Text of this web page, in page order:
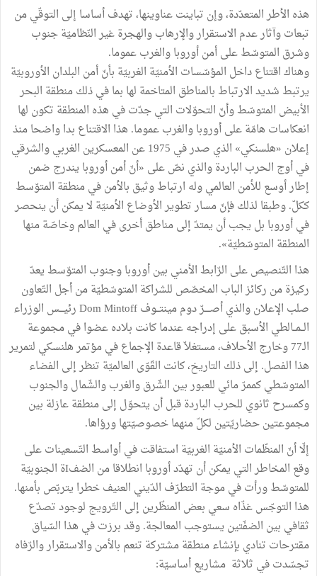
هذه الأطر المتعدّدة، وإن تباينت عناوينها، تهدف أساسا إلى التوقّي من
تبعات وآثار عدم الاستقرار والإرهاب والهجرة غير النّظاميّة جنوب
وشرق المتوسّط على أمن أوروبا والغرب عموما.
وهناك اقتناع داخل المؤسّسات الأمنيّة الغربيّة بأنّ أمن البلدان الأوروبيّة
يرتبط شديد الارتباط بالمناطق المتاخمة لها بما في ذلك منطقة البحر
الأبيض المتوسّط وأنّ التحوّلات التي جدّت في هذه المنطقة تكون لها
انعكاسات هامّة على أوروبا والغرب عموما. هذا الاقتناع بدا واضحا منذ
إعلان «هلسنكي» الذي صدر في 1975 عن المعسكرين الغربي والشرقي
في أوج الحرب الباردة والذي نصّ على «أنّ أمن أوروبا يندرج ضمن
إطار أوسع للأمن العالمي وله ارتباط وثيق بالأمن في منطقة المتوّسط
ككلّ. وطبقا لذلك فإنّ مسار تطوير الأوضاع الأمنيّة لا يمكن أن ينحصر
في أوروبا بل يجب أن يمتدّ إلى مناطق أخرى في العالم وخاصّة منها
المنطقة المتوسّطيّة».
هذا التّنصيص على الرّابط الأمني بين أوروبا وجنوب المتوّسط يعدّ
ركيزة من ركائز الباب المخصّص للشراكة المتوسّطيّة من أجل التّعاون
صلب الإعلان والذي أصــــرّ دوم مينتــوف Dom Mintoff رئيـــس الوزراء
الــمــالطي الأسبق على إدراجه عندما كانت بلاده عضوا في مجموعة
الـ77 وخارج الأحلاف، مستغلاّ قاعدة الإجماع في مؤتمر هلنسكي لتمرير
هذا الفصل. إلى ذلك التاريخ، كانت القّوّى العالميّة تنظر إلى الفضاء
المتوسّطي كممرّ مائي للعبور بين الشّرق والغرب والشّمال والجنوب
وكمسرح ثانوي للحرب الباردة قبل أن يتحوّل إلى منطقة عازلة بين
مجموعتين حضاريّتين لكلّ منهما خصوصيّتها ورؤاها.
إلّا أنّ المنظّمات الأمنيّة الغربيّة استفاقت في أواسط التّسعينات على
وقع المخاطر التي يمكن أن تهدّد أوروبا انطلاقا من الضفIة الجنوبيّة
للمتوسّط ورأت في موجة التطرّف الدّيني العنيف خطرا يتربّص بأمنها.
هذا التوجّس غذّاه سعي بعض المنظّرين إلى التّرويج لوجود تصدّع
ثقافي بين الضفّتين يستوجب المعالجة. وقد برزت في هذا السّياق
مقترحات تنادي بإنشاء منطقة مشتركة تنعم بالأمن والاستقرار والرّفاه
تجسّدت في ثلاثة مشاريع أساسيّة: